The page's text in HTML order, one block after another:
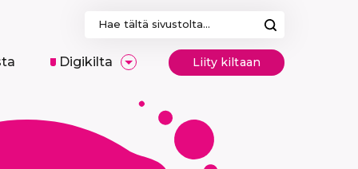
Haku:
Digikilta Liity kiltaan